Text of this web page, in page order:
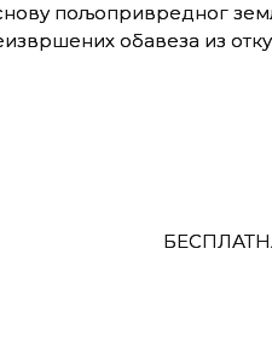
пољопривредног
обавеза из